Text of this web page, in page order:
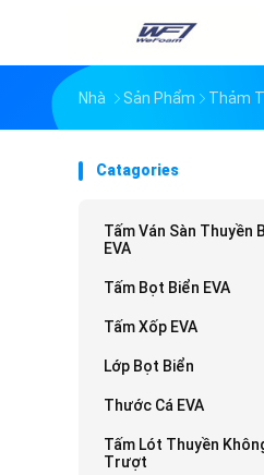
Nhà Sản Phẩm Thảm
Catagories
Tấm Ván Sàn Thuyền
EVA
Tấm Bọt Biển EVA
Tấm Xốp EVA
Lớp Bọt Biển
Thước Cá EVA
Tấm Lót Thuyền
Trượt